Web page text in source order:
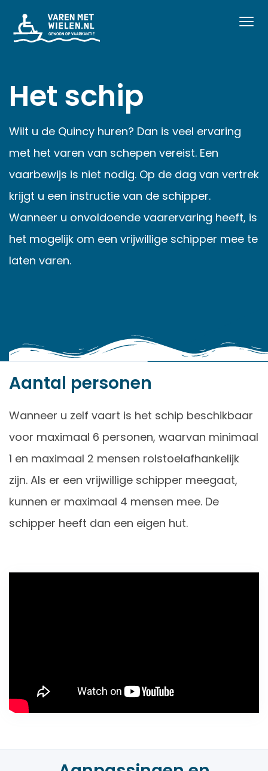
Het schip
Wilt u de Quincy huren? Dan is veel ervaring
met het varen van schepen vereist. Een
vaarbewijs is niet nodig. Op de dag van vertrek
krijgt u een instructie van de schipper.
Wanneer u onvoldoende vaarervaring heeft, is
het mogelijk om een vrijwillige schipper mee te
laten varen.
Aantal personen
Wanneer u zelf vaart is het schip beschikbaar
voor maximaal 6 personen, waarvan minimaal
1 en maximaal 2 mensen rolstoelafhankelijk
zijn. Als er een vrijwillige schipper meegaat,
kunnen er maximaal 4 mensen mee. De
schipper heeft dan een eigen hut.